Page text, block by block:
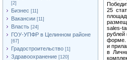
[2]
Бизнес [11]
Вакансии [11]
Власть [24]
ГОУ-УПФР в Целинном районе
[67]
Градостроительство [1]
Здравоохранение [120]